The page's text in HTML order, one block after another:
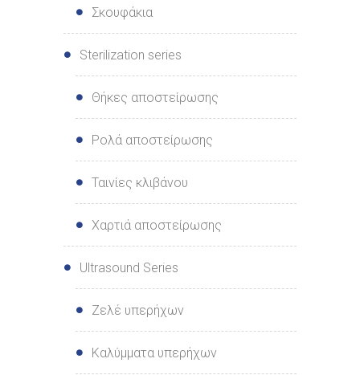
Σκουφάκια
Sterilization series
Θήκες αποστείρωσης
Ρολά αποστείρωσης
Ταινίες κλιβάνου
Χαρτιά αποστείρωσης
Ultrasound Series
Ζελέ υπερήχων
Καλύμματα υπερήχων